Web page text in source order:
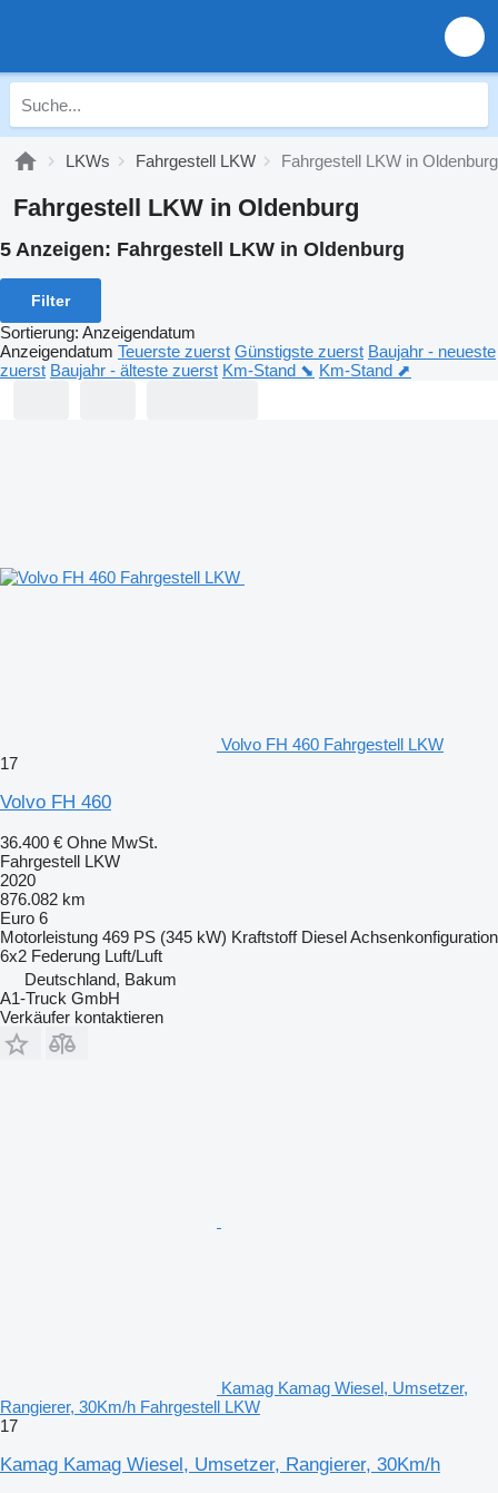
LKWs Fahrgestell LKW Fahrgestell LKW in Oldenburg
Fahrgestell LKW in Oldenburg
5 Anzeigen: Fahrgestell LKW in Oldenburg
Filter
Sortierung: Anzeigendatum
Anzeigendatum Teuerste zuerst Günstigste zuerst Baujahr - neueste
zuerst Baujahr - älteste zuerst Km-Stand ⬊ Km-Stand ⬈
Volvo FH 460 Fahrgestell LKW
17
Volvo FH 460
36.400 € Ohne MwSt.
Fahrgestell LKW
2020
876.082 km
Euro 6
Motorleistung 469 PS (345 kW) Kraftstoff DieselAchsenkonfiguration
6x2 Federung Luft/Luft
Deutschland, Bakum
A1-Truck GmbH
Verkäufer kontaktieren
Kamag Kamag Wiesel, Umsetzer,
Rangierer, 30Km/h Fahrgestell LKW
17
Kamag Kamag Wiesel, Umsetzer, Rangierer, 30Km/h